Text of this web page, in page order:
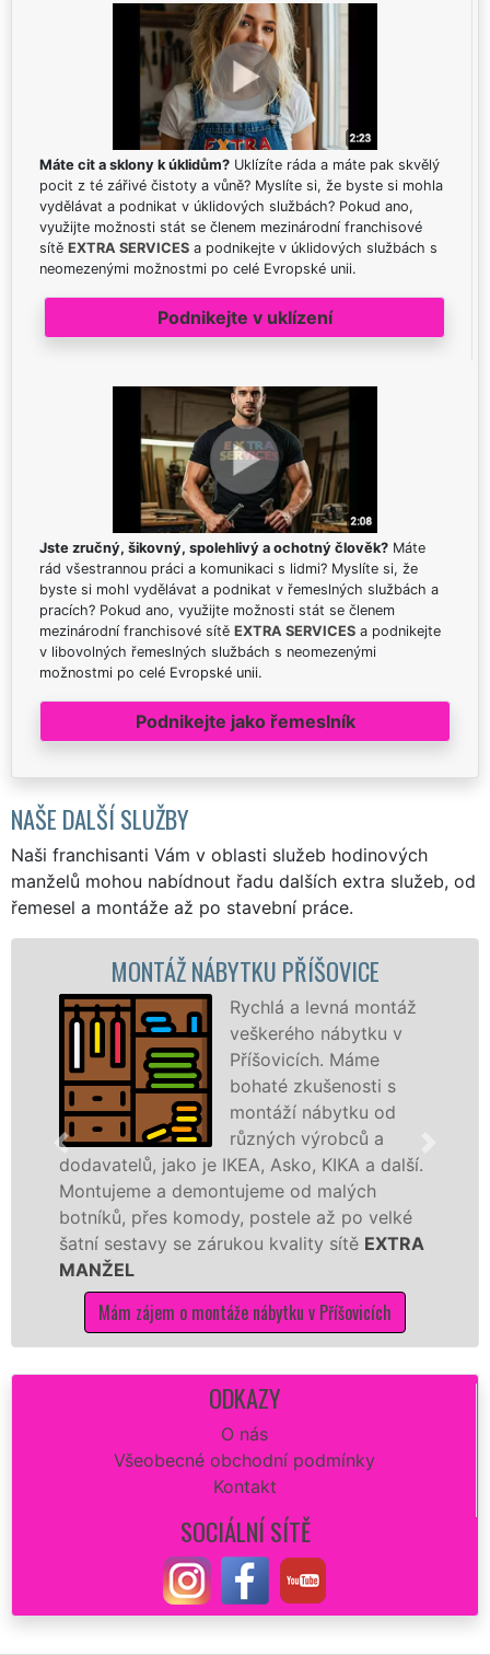
Máte cit a sklony k úklidům? Uklízíte ráda a máte pak skvělý
pocit z té zářivé čistoty a vůně? Myslíte si, že byste si mohla
vydělávat a podnikat v úklidových službách? Pokud ano,
využijte možnosti stát se členem mezinárodní franchisové
sítě EXTRA SERVICES a podnikejte v úklidových službách s
neomezenými možnostmi po celé Evropské unii.
Podnikejte v uklízení
Jste zručný, šikovný, spolehlivý a ochotný člověk? Máte
rád všestrannou práci a komunikaci s lidmi? Myslíte si, že
byste si mohl vydělávat a podnikat v řemeslných službách a
pracích? Pokud ano, využijte možnosti stát se členem
mezinárodní franchisové sítě EXTRA SERVICES a podnikejte
v libovolných řemeslných službách s neomezenými
možnostmi po celé Evropské unii.
Podnikejte jako řemeslník
NAŠE DALŠÍ SLUŽBY
Naši franchisanti Vám v oblasti služeb hodinových
manželů mohou nabídnout řadu dalších extra služeb, od
řemesel a montáže až po stavební práce.
NÁBYTKU PŘÍŠOVICE
Rychlá a levná montáž
veškerého nábytku v
Příšovicích. Máme
bohaté zkušenosti s
montáží nábytku od
různých výrobců a
jako je IKEA, Asko, KIKA a další.
a demontujeme od malých
komody, postele až po velké
se zárukou kvality sítěEXTRA
zájem o montáže nábytku v Příšovicích
různých
Nobilie,
tuto
ODKAZY
O nás
Všeobecné obchodní podmínky
Kontakt
SOCIÁLNÍ SÍTĚ